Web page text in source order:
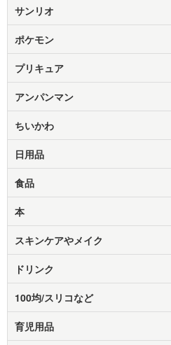
サンリオ
ポケモン
プリキュア
アンパンマン
ちいかわ
日用品
食品
本
スキンケアやメイク
ドリンク
100均/スリコなど
育児用品